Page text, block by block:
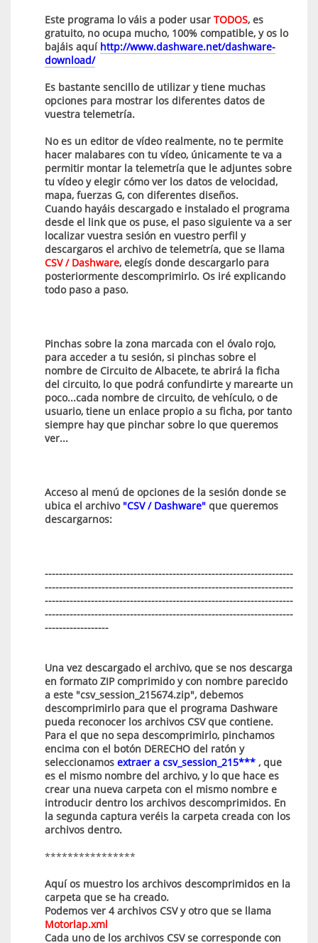
Este programa lo váis a poder usar TODOS, es
gratuito, no ocupa mucho, 100% compatible, y os lo
bajáis aquí http://www.dashware.net/dashware-
download/
Es bastante sencillo de utilizar y tiene muchas
opciones para mostrar los diferentes datos de
vuestra telemetría.
No es un editor de vídeo realmente, no te permite
hacer malabares con tu vídeo, únicamente te va a
permitir montar la telemetría que le adjuntes sobre
tu vídeo y elegir cómo ver los datos de velocidad,
mapa, fuerzas G, con diferentes diseños.
Cuando hayáis descargado e instalado el programa
desde el link que os puse, el paso siguiente va a ser
localizar vuestra sesión en vuestro perfil y
descargaros el archivo de telemetría, que se llama
CSV / Dashware, elegís donde descargarlo para
posteriormente descomprimirlo. Os iré explicando
todo paso a paso.
Pinchas sobre la zona marcada con el óvalo rojo,
para acceder a tu sesión, si pinchas sobre el
nombre de Circuito de Albacete, te abrirá la ficha
del circuito, lo que podrá confundirte y marearte un
poco...cada nombre de circuito, de vehículo, o de
usuario, tiene un enlace propio a su ficha, por tanto
siempre hay que pinchar sobre lo que queremos
ver...
Acceso al menú de opciones de la sesión donde se
ubica el archivo "CSV / Dashware" que queremos
descargarnos:
----------------------------------------------------------------------
----------------------------------------------------------------------
----------------------------------------------------------------------
----------------------------------------------------------------------
------------------
Una vez descargado el archivo, que se nos descarga
en formato ZIP comprimido y con nombre parecido
a este "csv_session_215674.zip", debemos
descomprimirlo para que el programa Dashware
pueda reconocer los archivos CSV que contiene.
Para el que no sepa descomprimirlo, pinchamos
encima con el botón DERECHO del ratón y
seleccionamos extraer a csv_session_215*** , que
es el mismo nombre del archivo, y lo que hace es
crear una nueva carpeta con el mismo nombre e
introducir dentro los archivos descomprimidos. En
la segunda captura veréis la carpeta creada con los
archivos dentro.
****************
Aquí os muestro los archivos descomprimidos en la
carpeta que se ha creado.
Podemos ver 4 archivos CSV y otro que se llama
Motorlap.xml
Cada uno de los archivos CSV se corresponde con